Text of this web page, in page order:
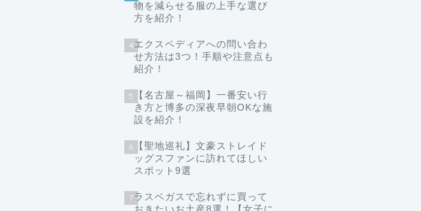
物を減らせる服の上手な選び
方を紹介！
4エクスペディアへの問い合わ
せ方法は3つ！手順や注意点も
紹介！
5 【名古屋～福岡】一番安い行
き方と博多の深夜早朝OKな施
設を紹介！
6 【聖地巡礼】文豪ストレイド
ッグスファンに訪れてほしい
スポット9選
7ラスベガスで忘れずに買って